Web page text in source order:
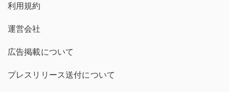
利用規約
運営会社
広告掲載について
プレスリリース送付について